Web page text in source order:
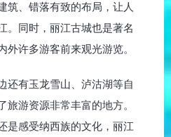
筑、错落有致的布局，让人
。同时，丽江古城也是著名
外许多游客前来观光游览。
还有玉龙雪山、泸沽湖等自
旅游资源非常丰富的地方。
是感受纳西族的文化，丽江